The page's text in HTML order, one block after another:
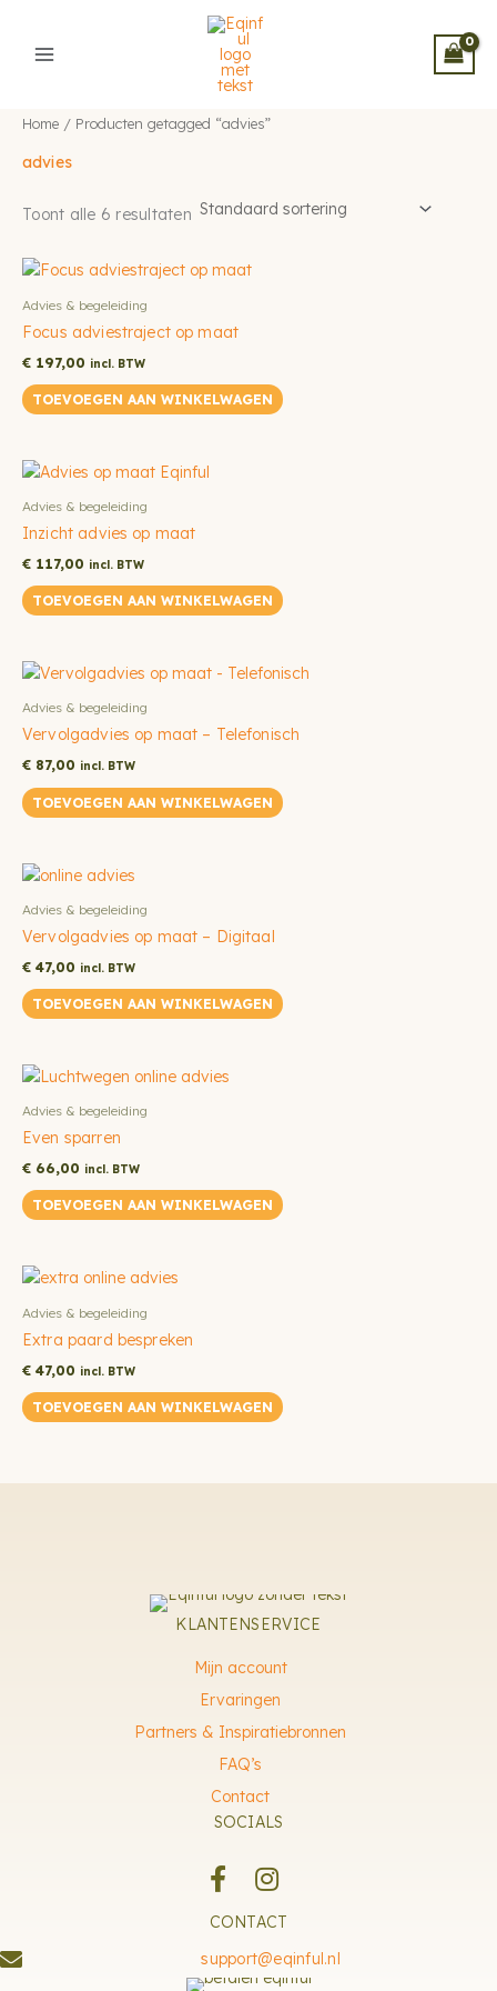
Home / Producten getagged “advies”
advies
Toont alle 6 resultaten
Advies & begeleiding
Focus adviestraject op maat
€ 197,00 incl. BTW
TOEVOEGEN AAN WINKELWAGEN
Advies & begeleiding
Inzicht advies op maat
€ 117,00 incl. BTW
TOEVOEGEN AAN WINKELWAGEN
Advies & begeleiding
Vervolgadvies op maat – Telefonisch
€ 87,00 incl. BTW
TOEVOEGEN AAN WINKELWAGEN
Advies & begeleiding
Vervolgadvies op maat – Digitaal
€ 47,00 incl. BTW
TOEVOEGEN AAN WINKELWAGEN
Advies & begeleiding
Even sparren
€ 66,00 incl. BTW
TOEVOEGEN AAN WINKELWAGEN
Advies & begeleiding
Extra paard bespreken
€ 47,00 incl. BTW
TOEVOEGEN AAN WINKELWAGEN
KLANTENSERVICE
Mijn account
Ervaringen
Partners & Inspiratiebronnen
FAQ’s
Contact
SOCIALS
CONTACT
support@eqinful.nl